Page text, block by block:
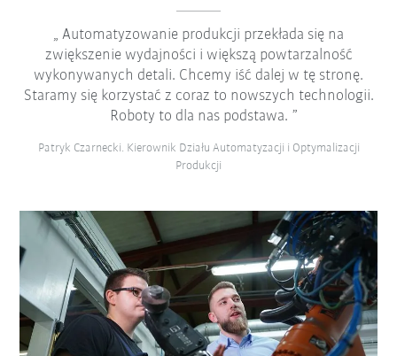
Automatyzowanie produkcji przekłada się na
zwiększenie wydajności i większą powtarzalność
wykonywanych detali. Chcemy iść dalej w tę stronę.
Staramy się korzystać z coraz to nowszych technologii.
Roboty to dla nas podstawa.
Patryk Czarnecki. Kierownik Działu Automatyzacji i Optymalizacji
Produkcji